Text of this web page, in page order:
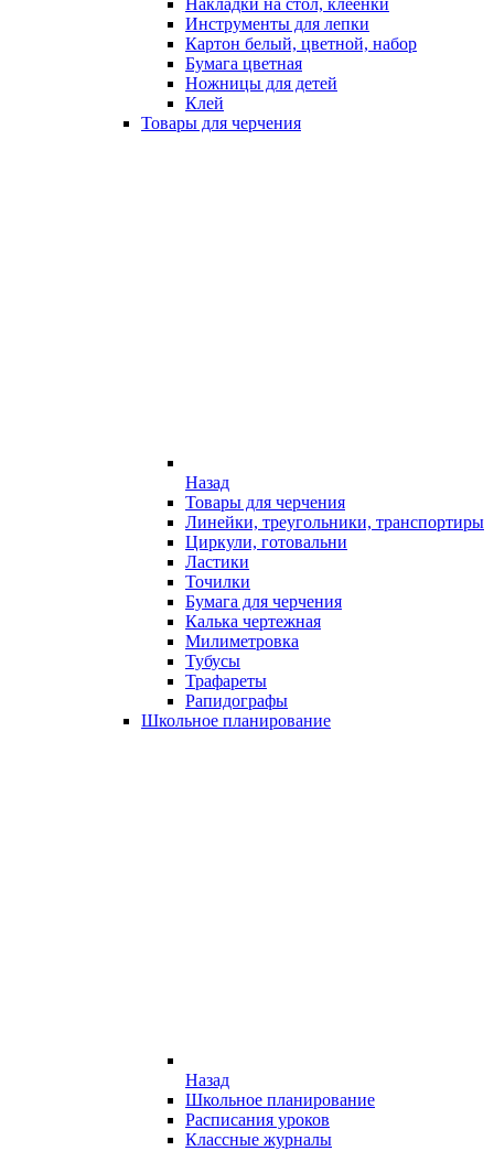
Накладки на стол, клеёнки
Инструменты для лепки
Картон белый, цветной, набор
Бумага цветная
Ножницы для детей
Клей
Товары для черчения
Назад
Товары для черчения
Линейки, треугольники, транспортиры
Циркули, готовальни
Ластики
Точилки
Бумага для черчения
Калька чертежная
Милиметровка
Тубусы
Трафареты
Рапидографы
Школьное планирование
Назад
Школьное планирование
Расписания уроков
Классные журналы